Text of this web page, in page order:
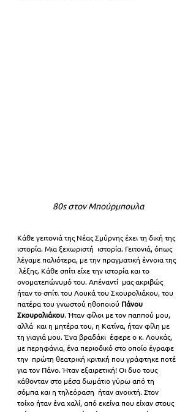
80s στον Μπούρμπουλα
Κάθε γειτονιά της Νέας Σμύρνης έχει τη δική της
ιστορία. Μια ξεχωριστή  ιστορία. Γειτονιά, όπως
λέγαμε παλιότερα, με την πραγματική έννοια της
λέξης. Κάθε σπίτι είχε την ιστορία και το
ονοματεπώνυμό του. Απέναντί  μας ακριβώς
ήταν το σπίτι του Λουκά του Σκουρολιάκου, του
πατέρα του γνωστού ηθοποιού Πάνου
Σκουρολιάκου. Ήταν φίλοι με τον παππού μου,
αλλά  και η μητέρα του, η Κατίνα, ήταν φίλη με
τη γιαγιά μου. Ένα βραδάκι  έφερε ο κ. Λουκάς,
με περηφάνια, ένα περιοδικό στο οποίο έγραφε
την  πρώτη θεατρική κριτική που γράφτηκε ποτέ
για τον Πάνο. Ήταν εξαιρετική! Οι δυο τους
κάθονταν στο μέσα δωμάτιο γύρω από τη
σόμπα και η τηλεόραση  ήταν ανοιχτή. Στον
τοίχο ήταν ένα χαλί, από εκείνα που είχαν στους